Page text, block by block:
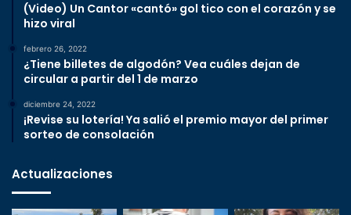
(Video) Un Cantor «cantó» gol tico con el corazón y se
hizo viral
febrero 26, 2022
¿Tiene billetes de algodón? Vea cuáles dejan de
circular a partir del 1 de marzo
diciembre 24, 2022
¡Revise su lotería! Ya salió el premio mayor del primer
sorteo de consolación
Actualizaciones